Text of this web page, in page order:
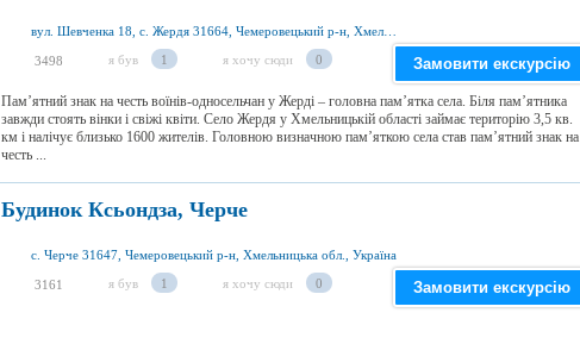
3498 я був 1 я хочу сюди 0 Замовити екскурсію
Пам’ятний знак на честь воїнів-односельчан у Жерді – головна пам’ятка села. Біля пам’ятника
завжди стоять вінки і свіжі квіти. Село Жердя у Хмельницькій області займає територію 3,5 кв.
км і налічує близько 1600 жителів. Головною визначною пам’яткою села став пам’ятний знак на
честь ...
Будинок Ксьондза, Черче
с. Черче 31647, Чемеровецький р-н, Хмельницька обл., Україна
3161 я був 1 я хочу сюди 0 Замовити екскурсію